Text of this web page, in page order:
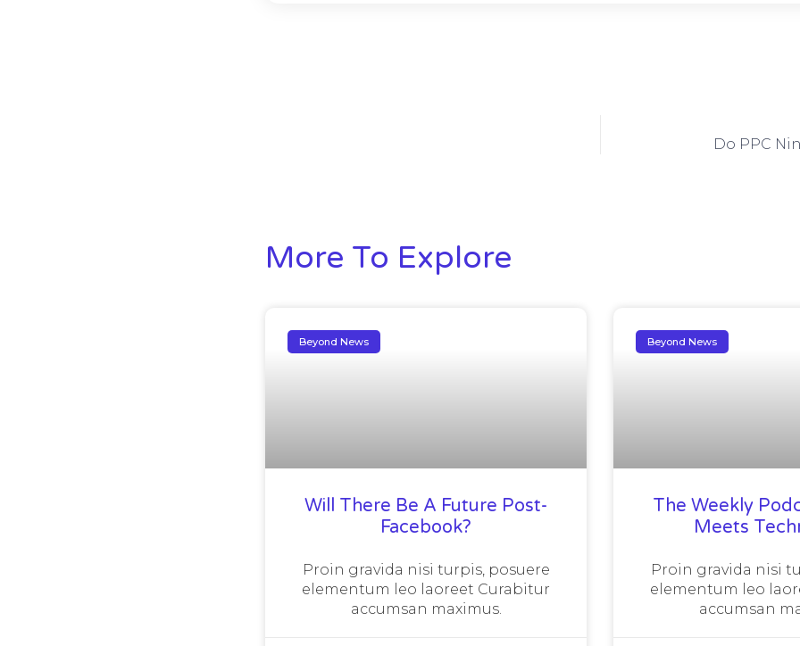
Do PPC
More To Explore
Beyond News
Will There Be A Future Post-
Facebook?
Proin gravida nisi turpis, posuere
elementum leo laoreet Curabitur
accumsan maximus.
Beyond News
The Weekly
Meets
Proin gravida nisi
elementum leo
accumsan